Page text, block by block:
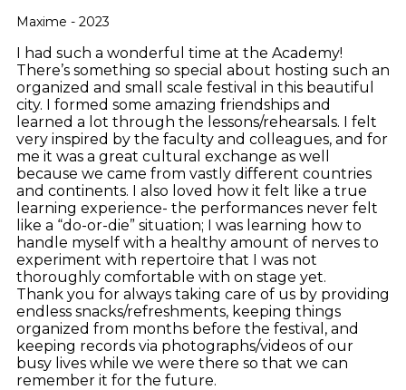
Maxime - 2023
I had such a wonderful time at the Academy!
There’s something so special about hosting such an
organized and small scale festival in this beautiful
city. I formed some amazing friendships and
learned a lot through the lessons/rehearsals. I felt
very inspired by the faculty and colleagues, and for
me it was a great cultural exchange as well
because we came from vastly different countries
and continents. I also loved how it felt like a true
learning experience- the performances never felt
like a “do-or-die” situation; I was learning how to
handle myself with a healthy amount of nerves to
experiment with repertoire that I was not
thoroughly comfortable with on stage yet.
Thank you for always taking care of us by providing
endless snacks/refreshments, keeping things
organized from months before the festival, and
keeping records via photographs/videos of our
busy lives while we were there so that we can
remember it for the future.